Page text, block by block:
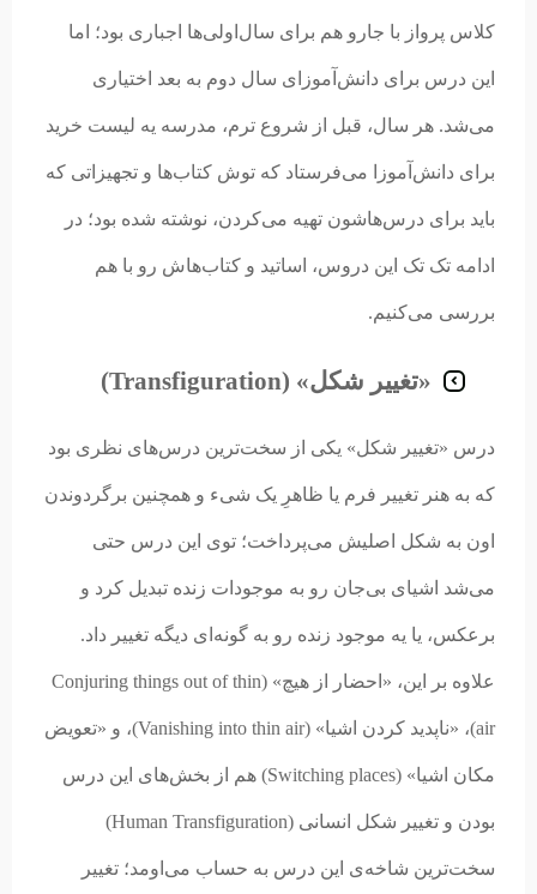
کلاس پرواز با جارو هم برای سال‌اولی‌ها اجباری بود؛ اما
این درس برای دانش‌آموزای سال دوم به بعد اختیاری
می‌شد. هر سال، قبل از شروع ترم، مدرسه یه لیست خرید
برای دانش‌آموزا می‌فرستاد که توش کتاب‌ها و تجهیزاتی که
باید برای درس‌هاشون تهیه می‌کردن، نوشته شده بود؛ در
ادامه تک تک این دروس، اساتید و کتاب‌هاش رو با هم
بررسی می‌کنیم.
«تغییر شکل» (Transfiguration)
درس «تغییر شکل» یکی از سخت‌ترین درس‌های نظری بود
که به هنر تغییر فرم یا ظاهرِ یک شیء و همچنین برگردوندن
اون به شکل اصلیش می‌پرداخت؛ توی این درس حتی
می‌شد اشیای بی‌جان رو به موجودات زنده تبدیل کرد و
برعکس، یا یه موجود زنده رو به گونه‌ای دیگه تغییر داد.
علاوه بر این، «احضار از هیچ» (Conjuring things out of thin
air)، «ناپدید کردن اشیا» (Vanishing into thin air)، و «تعویض
مکان اشیا» (Switching places) هم از بخش‌های این درس
بودن و تغییر شکل انسانی (Human Transfiguration)
سخت‌ترین شاخه‌ی این درس به حساب می‌اومد؛ تغییر